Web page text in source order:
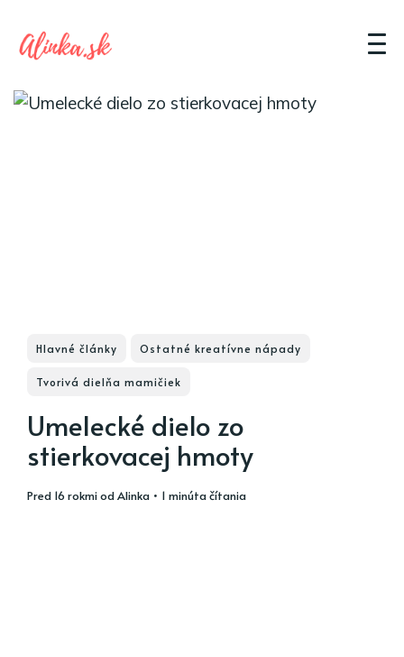
Hlavné články Ostatné kreatívne nápady
Tvorivá dielňa mamičiek
Umelecké dielo zo
stierkovacej hmoty
pred 16 rokmiodAlinka • 1 minúta čítania